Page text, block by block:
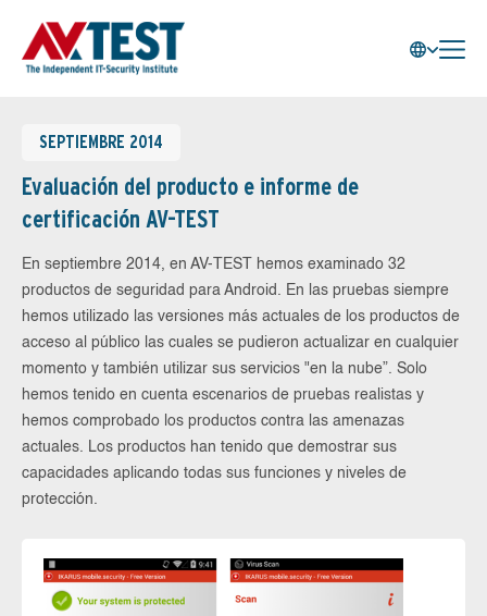
SEPTIEMBRE 2014
Evaluación del producto e informe de
certificación AV-TEST
En septiembre 2014, en AV-TEST hemos examinado 32
productos de seguridad para Android. En las pruebas siempre
hemos utilizado las versiones más actuales de los productos de
acceso al público las cuales se pudieron actualizar en cualquier
momento y también utilizar sus servicios "en la nube”. Solo
hemos tenido en cuenta escenarios de pruebas realistas y
hemos comprobado los productos contra las amenazas
actuales. Los productos han tenido que demostrar sus
capacidades aplicando todas sus funciones y niveles de
protección.